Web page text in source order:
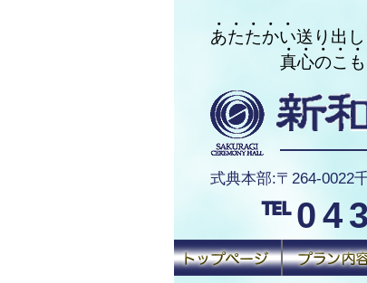
・・・・・
あたたかい送り出し
・・・・・
真心のこもっ
式典本部:〒264-0022